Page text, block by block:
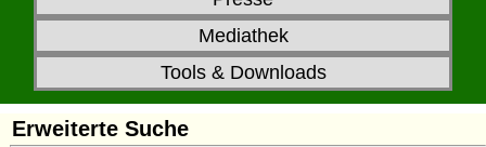
Mediathek
Tools & Downloads
Erweiterte Suche